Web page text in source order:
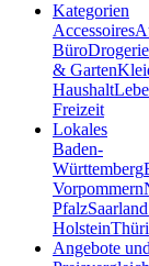
Kategorien
Accessoires
BüroDrogerie
& Garten
Haushalt
Freizeit
Lokales
Baden-
Württemberg
Vorpommern
PfalzSaarland
Holstein
Angebote